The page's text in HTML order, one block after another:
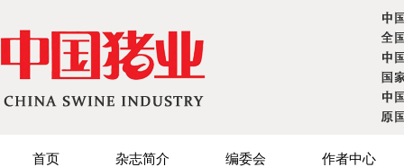
首页 杂志简介 编委会 作者中心